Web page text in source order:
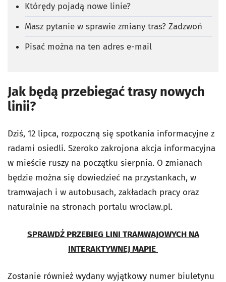
Którędy pojadą nowe linie?
Masz pytanie w sprawie zmiany tras? Zadzwoń
Pisać można na ten adres e-mail
Jak będą przebiegać trasy nowych
linii?
Dziś, 12 lipca, rozpoczną się spotkania informacyjne z
radami osiedli. Szeroko zakrojona akcja informacyjna
w mieście ruszy na początku sierpnia. O zmianach
będzie można się dowiedzieć na przystankach, w
tramwajach i w autobusach, zakładach pracy oraz
naturalnie na stronach portalu wroclaw.pl.
SPRAWDŹ PRZEBIEG LINI TRAMWAJOWYCH NA
INTERAKTYWNEJ MAPIE
Zostanie również wydany wyjątkowy numer biuletynu